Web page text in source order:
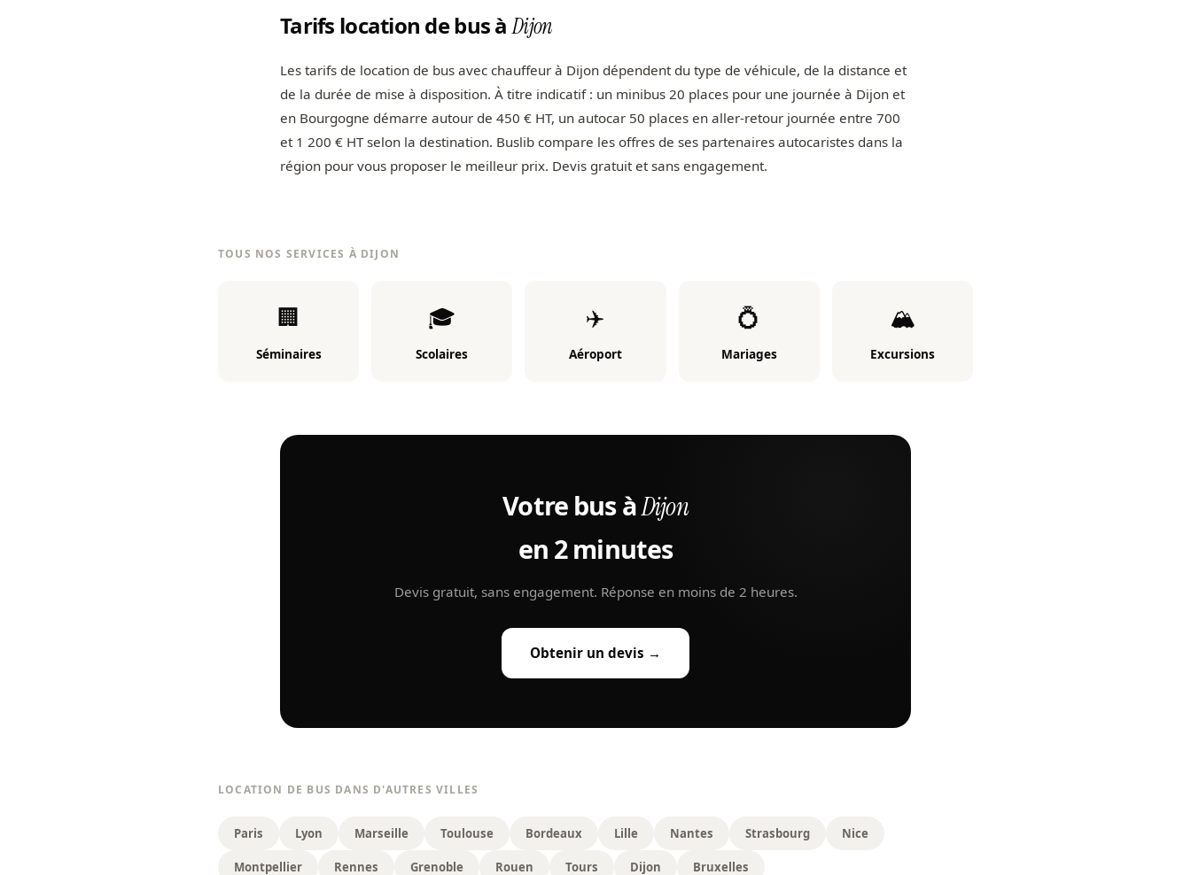
Tarifs location de bus àDijon
Les tarifs de location de bus avec chauffeur à Dijon dépendent du type de véhicule, de la distance et
de la durée de mise à disposition. À titre indicatif : un minibus 20 places pour une journée à Dijon et
en Bourgogne démarre autour de 450 € HT, un autocar 50 places en aller-retour journée entre 700
et 1 200 € HT selon la destination. Buslib compare les offres de ses partenaires autocaristes dans la
région pour vous proposer le meilleur prix. Devis gratuit et sans engagement.
TOUS NOS SERVICES À DIJON
🏢
Séminaires
🎓
Scolaires
✈️
Aéroport
💍
Mariages
🏔️
Excursions
Votre bus àDijon
en 2 minutes
Devis gratuit, sans engagement. Réponse en moins de 2 heures.
Obtenir un devis →
LOCATION DE BUS DANS D'AUTRES VILLES
Paris Lyon Marseille Toulouse Bordeaux Lille Nantes Strasbourg Nice
Montpellier Rennes Grenoble Rouen Tours Dijon Bruxelles